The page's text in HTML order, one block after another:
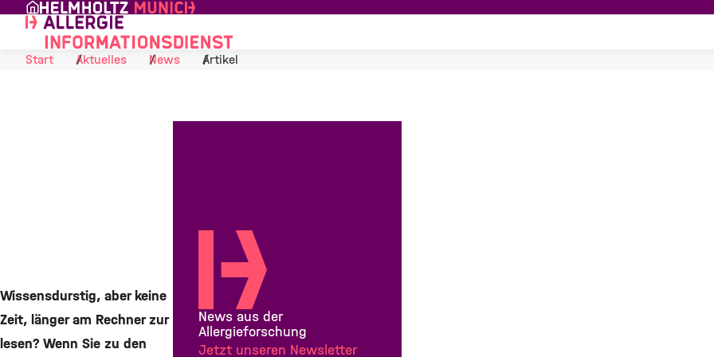
Skip to Content
Start
Aktuelles News Artikel
1. März 2022
Wissensdurstig, aber keine
Zeit, länger am Rechner zur
lesen? Wenn Sie zu den
Teilen
Teilen
News aus der
Allergieforschung
Jetzt unseren Newsletter